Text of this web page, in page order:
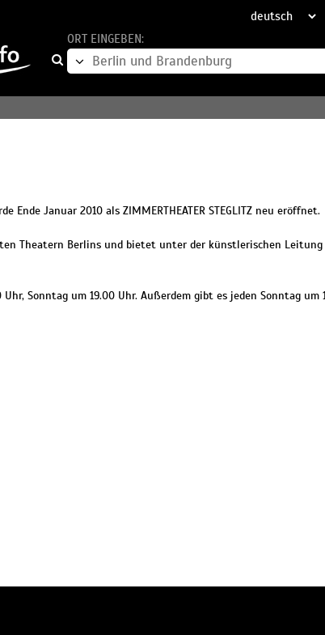
ORT EINGEBEN:
Ende Januar 2010 als ZIMMERTHEATER STEGLITZ neu eröffnet.
Theatern Berlins und bietet unter der künstlerischen
Sonntag um 19.00 Uhr. Außerdem gibt es jeden Sonntag